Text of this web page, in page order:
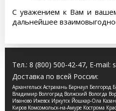
С уважением к Вам и
дальнейшее
Тел.: 8 (800) 500-42-47, E-mail:
Доставка по всей России:
Архангельск Астрахань Барнаул Белгород
Владимир Волгоград Волжский Вологда
Иваново Ижевск Иркутск Йошкар-Ола
Киров Комсомольск-на-Амуре Кострома